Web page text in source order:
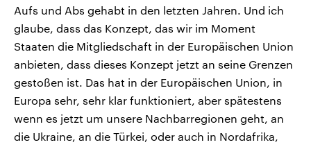
Aufs und Abs gehabt in den letzten Jahren. Und ich
glaube, dass das Konzept, das wir im Moment
Staaten die Mitgliedschaft in der Europäischen Union
anbieten, dass dieses Konzept jetzt an seine Grenzen
gestoßen ist. Das hat in der Europäischen Union, in
Europa sehr, sehr klar funktioniert, aber spätestens
wenn es jetzt um unsere Nachbarregionen geht, an
die Ukraine, an die Türkei, oder auch in Nordafrika,